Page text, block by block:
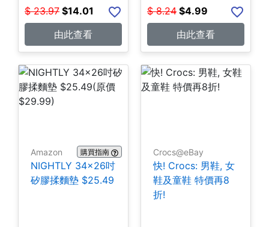
$ 23.97 $14.01
由此查看
$ 8.24 $4.99
由此查看
Amazon 購買指南
NIGHTLY 34x26吋
矽膠揉麵墊 $25.49
Crocs@eBay
快! Crocs: 男鞋, 女
鞋及童鞋 特價再8
折!